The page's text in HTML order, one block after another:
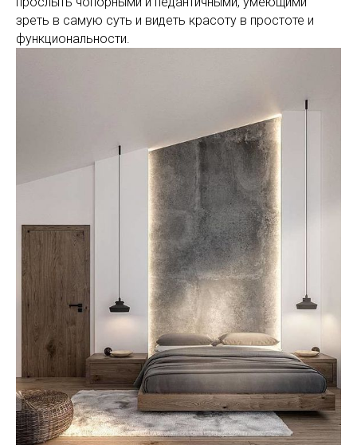
зреть в самую суть и видеть красоту в простоте и
функциональности.